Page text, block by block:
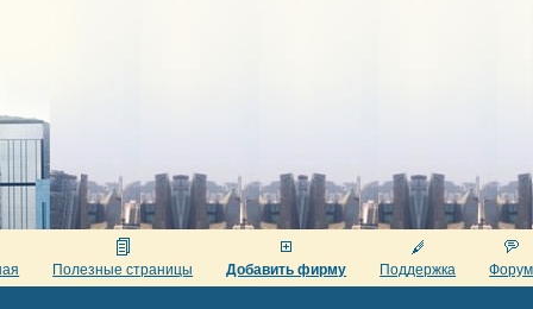
Полезные страницы Добавить фирму Поддержка Форум